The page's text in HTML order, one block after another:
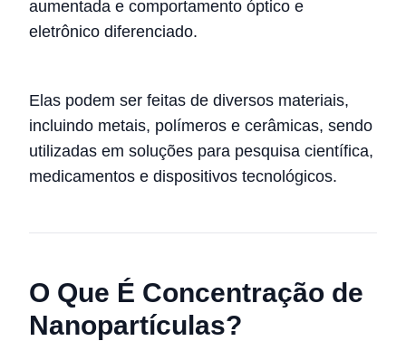
aumentada e comportamento óptico e
eletrônico diferenciado.
Elas podem ser feitas de diversos materiais,
incluindo metais, polímeros e cerâmicas, sendo
utilizadas em soluções para pesquisa científica,
medicamentos e dispositivos tecnológicos.
O Que É Concentração de
Nanopartículas?